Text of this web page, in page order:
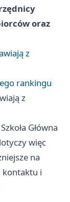
oraz
z
rankingu
z
Główna
więc
na
kontaktu i